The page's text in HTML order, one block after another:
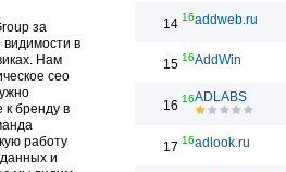
за
видимости в
Нам
сео
бренду в
работу
и
14 16addweb.ru
15 16AddWin
16 16ADLABS
17 16adlook.ru